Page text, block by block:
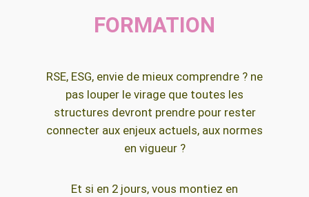
FORMATION
RSE, ESG, envie de mieux comprendre ? ne
pas louper le virage que toutes les
structures devront prendre pour rester
connecter aux enjeux actuels, aux normes
en vigueur ?
Et si en 2 jours, vous montiez en